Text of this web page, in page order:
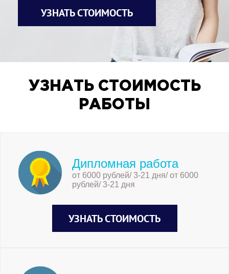
УЗНАТЬ СТОИМОСТЬ
УЗНАТЬ СТОИМОСТЬ
РАБОТЫ
Дипломная работа
от 6000 рублей/ 3-21 дня/ от 6000
рублей/ 3-21 дня
УЗНАТЬ СТОИМОСТЬ